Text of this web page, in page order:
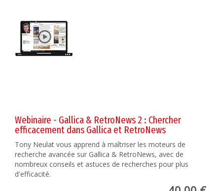
Webinaire - Gallica & RetroNews 2 : Chercher
efficacement dans Gallica et RetroNews
Tony Neulat vous apprend à maîtriser les moteurs de
recherche avancée sur Gallica & RetroNews, avec de
nombreux conseils et astuces de recherches pour plus
d'efficacité.